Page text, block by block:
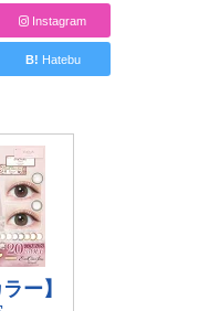
Instagram
B! Hatebu